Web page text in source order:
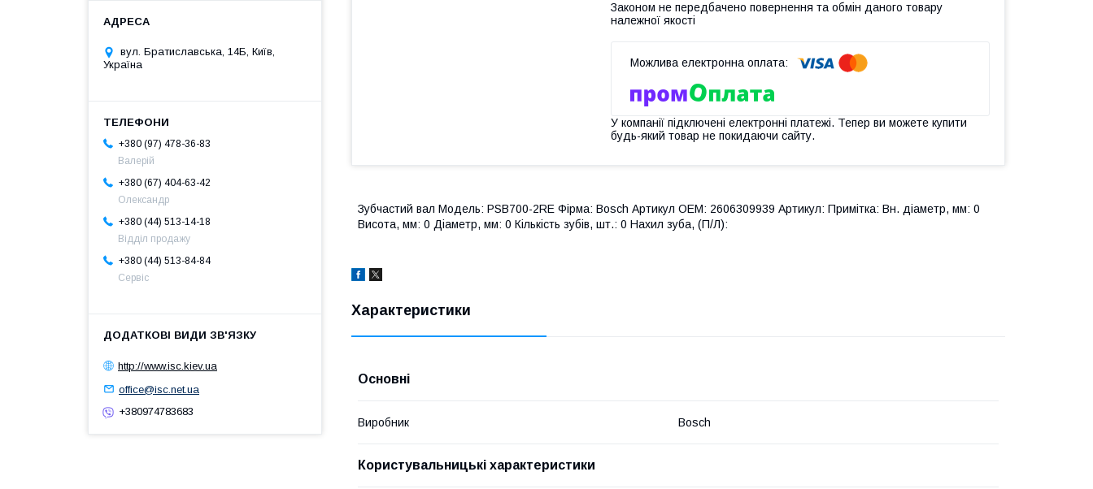
Законом не передбачено повернення та обмін даного товару
належної якості
У компанії підключені електронні платежі. Тепер ви можете купити
будь-який товар не покидаючи сайту.
Зубчастий вал Модель: PSB700-2RE Фірма: Bosch Артикул OEM: 2606309939 Артикул: Примітка: Вн. діаметр, мм: 0
Висота, мм: 0 Діаметр, мм: 0 Кількість зубів, шт.: 0 Нахил зуба, (П/Л):
Характеристики
Основні
Виробник Bosch
Користувальницькі характеристики
вул. Братиславська, 14Б, Київ,
Україна
+380 (97) 478-36-83
Валерій
+380 (67) 404-63-42
Олександр
+380 (44) 513-14-18
Відділ продажу
+380 (44) 513-84-84
Сервіс
http://www.isc.kiev.ua
office@isc.net.ua
+380974783683